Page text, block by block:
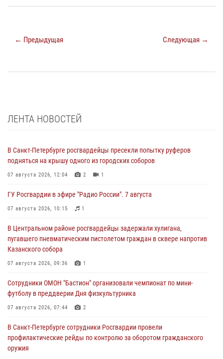
← Предыдущая Следующая →
ЛЕНТА НОВОСТЕЙ
В Санкт-Петербурге росгвардейцы пресекли попытку руферов
подняться на крышу одного из городских соборов
07 августа 2026, 12:04 2 1
ГУ Росгвардии в эфире "Радио России". 7 августа
07 августа 2026, 10:15 1
В Центральном районе росгвардейцы задержали хулигана,
пугавшего пневматическим пистолетом граждан в сквере напротив
Казанского собора
07 августа 2026, 09:36 1
Сотрудники ОМОН "Бастион" организовали чемпионат по мини-
футболу в преддверии Дня физкультурника
07 августа 2026, 07:44 2
В Санкт-Петербурге сотрудники Росгвардии провели
профилактические рейды по контролю за оборотом гражданского
оружия